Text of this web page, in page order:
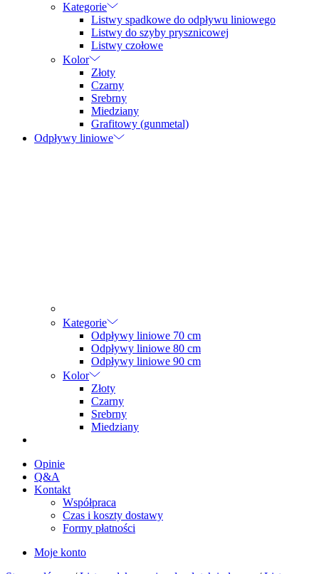
Kategorie
Listwy spadkowe do odpływu liniowego
Listwy do szyby prysznicowej
Listwy czołowe
Kolor
Złoty
Czarny
Srebrny
Miedziany
Grafitowy (gunmetal)
Odpływy liniowe
Kategorie
Odpływy liniowe 70 cm
Odpływy liniowe 80 cm
Odpływy liniowe 90 cm
Kolor
Złoty
Czarny
Srebrny
Miedziany
Opinie
Q&A
Kontakt
Współpraca
Czas i koszty dostawy
Formy płatności
Moje konto